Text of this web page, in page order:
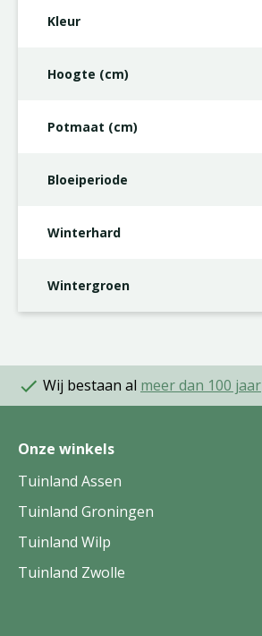
Kleur
Hoogte (cm)
Potmaat (cm)
Bloeiperiode
Winterhard
Wintergroen
Wij bestaan al meer dan 100 jaar
Onze winkels
Tuinland Assen
Tuinland Groningen
Tuinland Wilp
Tuinland Zwolle